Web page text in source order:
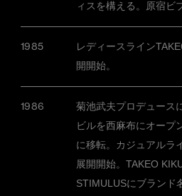
ィスを構える。原宿ビ
1985
レディースライン
開開始。
1986
菊池武夫プロデュース
ビルを西麻布にオープ
に移転。カジュアルラ
展開開始。TAKEO
STIMULUSにブランド